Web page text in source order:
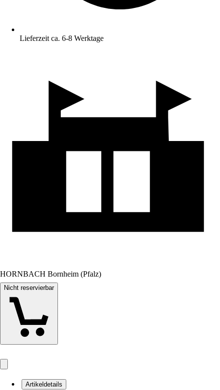
Lieferzeit ca. 6-8 Werktage
HORNBACH Bornheim (Pfalz)
Nicht reservierbar
Artikeldetails